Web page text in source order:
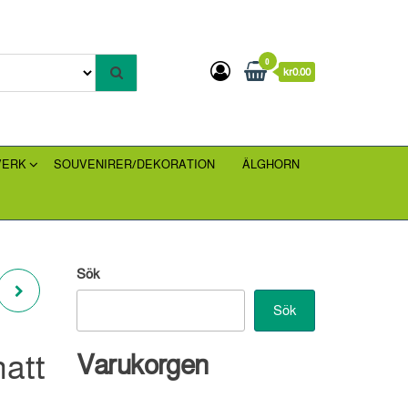
0
kr0.00
SOUVENIRER/DEKORATION ÄLGHORN
Sök
Sök
Varukorgen